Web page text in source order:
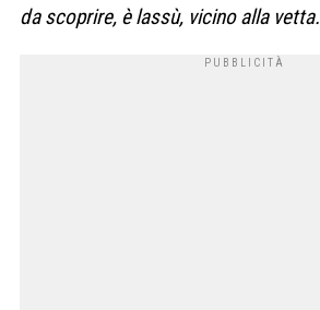
da scoprire, è lassù, vicino alla vetta.